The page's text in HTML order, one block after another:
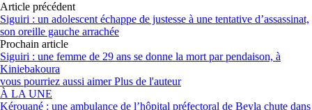
Article précédent
Siguiri : un adolescent échappe de justesse à une tentative d’assassinat,
son oreille gauche arrachée
Prochain article
Siguiri : une femme de 29 ans se donne la mort par pendaison, à
Kiniebakoura
vous pourriez aussi aimer Plus de l'auteur
À LA UNE
Kérouané : une ambulance de l’hôpital préfectoral de Beyla chute dans